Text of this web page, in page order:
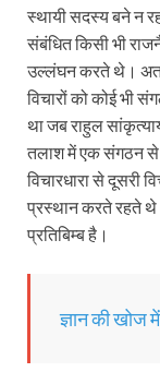
स्थायी सदस्य बने न
संबंधित किसी भी
उल्लंघन करते थे।
विचारों को कोई भी
था जब राहुल
तलाश में एक संगठन
विचारधारा से दूसरी
प्रस्थान करते रहते थे।
प्रतिबिम्ब है।
ज्ञान की खोज